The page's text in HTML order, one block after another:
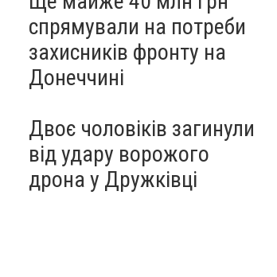
спрямували на потреби
захисників фронту на
Донеччині
Двоє чоловіків загинули
від удару ворожого
дрона у Дружківці